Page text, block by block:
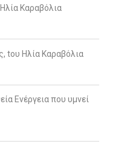
Καραβόλια
tου Ηλία Καραβόλια
Ενέργεια που υμνεί